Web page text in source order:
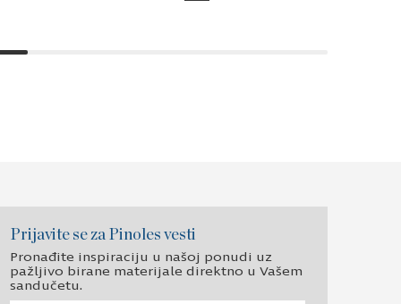
Prijavite se za Pinoles vesti
Pronađite inspiraciju u našoj ponudi uz
pažljivo birane materijale direktno u Vašem
sandučetu.